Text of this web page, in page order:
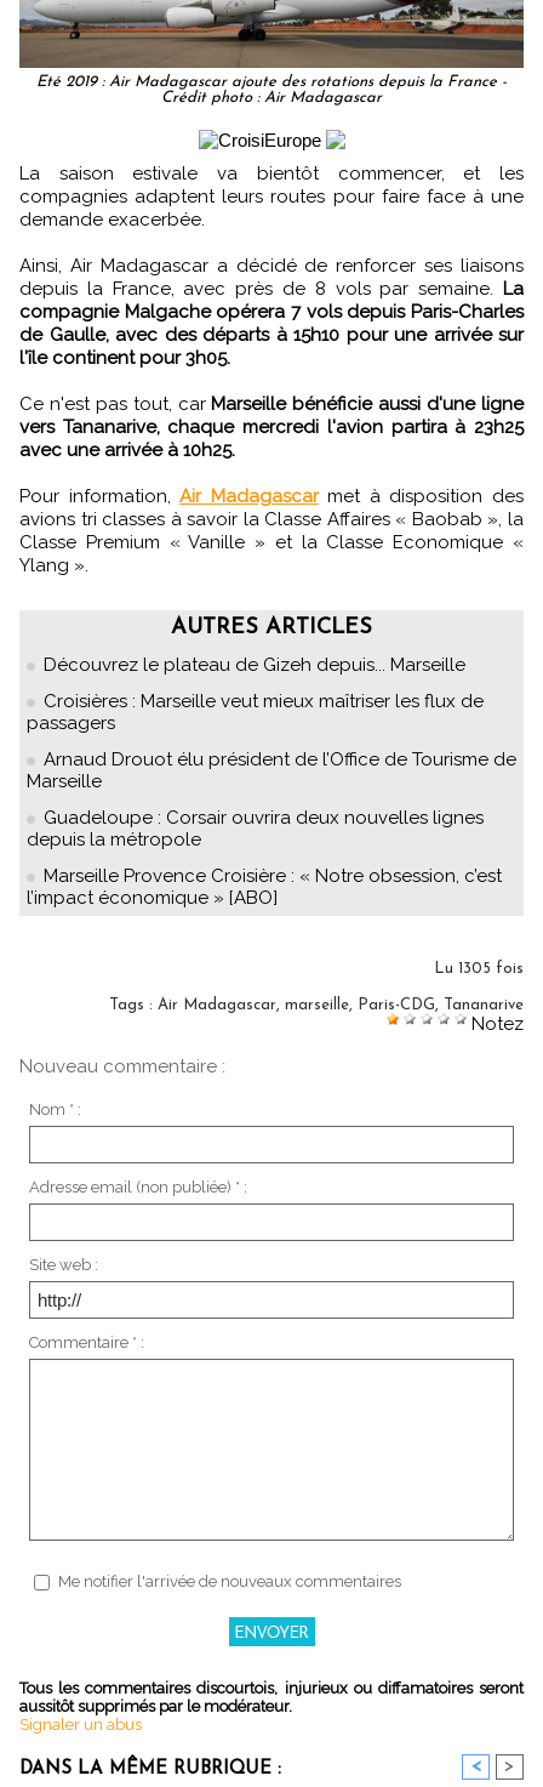
Eté 2019 : Air Madagascar ajoute des rotations depuis la France -
Crédit photo : Air Madagascar
La saison estivale va bientôt commencer, et les
compagnies adaptent leurs routes pour faire face à une
demande exacerbée.
Ainsi, Air Madagascar a décidé de renforcer ses liaisons
depuis la France, avec près de 8 vols par semaine. La
compagnie Malgache opérera 7 vols depuis Paris-Charles
de Gaulle, avec des départs à 15h10 pour une arrivée sur
l'île continent pour 3h05.
Ce n'est pas tout, car Marseille bénéficie aussi d'une ligne
vers Tananarive, chaque mercredi l'avion partira à 23h25
avec une arrivée à 10h25.
Pour information,Air Madagascarmet à disposition des
avions tri classes à savoir la Classe Affaires « Baobab », la
Classe Premium « Vanille » et la Classe Economique «
Ylang ».
AUTRES ARTICLES
Découvrez le plateau de Gizeh depuis... Marseille
Croisières : Marseille veut mieux maîtriser les flux de
passagers
Arnaud Drouot élu président de l’Office de Tourisme de
Marseille
Guadeloupe : Corsair ouvrira deux nouvelles lignes
depuis la métropole
Marseille Provence Croisière : « Notre obsession, c’est
l’impact économique » [ABO]
Lu 1305 fois
Tags : Air Madagascar, marseille, Paris-CDG, Tananarive
Notez
Nouveau commentaire :
Nom * :
Adresse email (non publiée) * :
Site web :
Commentaire * :
Me notifier l'arrivée de nouveaux commentaires
Tous les commentaires discourtois, injurieux ou diffamatoires seront
aussitôt supprimés par le modérateur.
Signaler un abus
DANS LA MÊME RUBRIQUE : < >